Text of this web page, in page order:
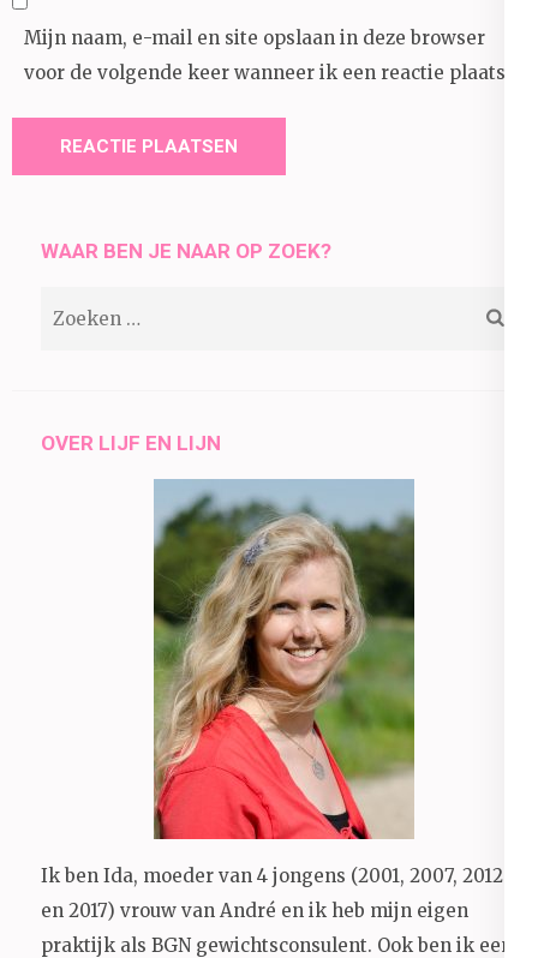
Mijn naam, e-mail en site opslaan in deze browser
voor de volgende keer wanneer ik een reactie plaats.
WAAR BEN JE NAAR OP ZOEK?
OVER LIJF EN LIJN
Ik ben Ida, moeder van 4 jongens (2001, 2007, 2012
en 2017) vrouw van André en ik heb mijn eigen
praktijk als BGN gewichtsconsulent. Ook ben ik een